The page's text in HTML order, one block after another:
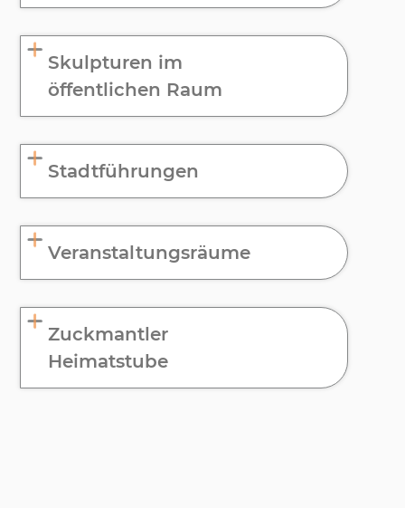
Skulpturen im
öffentlichen Raum
Stadtführungen
Veranstaltungsräume
Zuckmantler
Heimatstube